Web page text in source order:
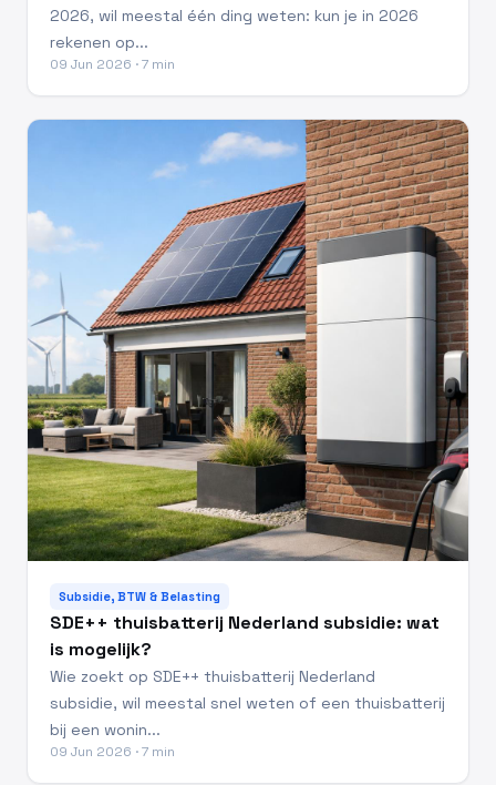
2026, wil meestal één ding weten: kun je in 2026
rekenen op...
09 Jun 2026 · 7 min
Subsidie, BTW & Belasting
SDE++ thuisbatterij Nederland subsidie: wat
is mogelijk?
Wie zoekt op SDE++ thuisbatterij Nederland
subsidie, wil meestal snel weten of een thuisbatterij
bij een wonin...
09 Jun 2026 · 7 min